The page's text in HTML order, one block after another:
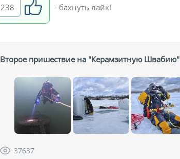
238 - бахнуть лайк!
Второе пришествие на "Керамзитную Швабию"
37637